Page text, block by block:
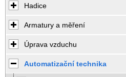
Hadice
Armatury a měření
Úprava vzduchu
Automatizační technika